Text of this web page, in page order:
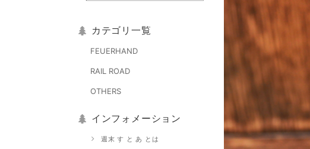
カテゴリ一覧
FEUERHAND
RAIL ROAD
OTHERS
インフォメーション
週末 す と あ とは